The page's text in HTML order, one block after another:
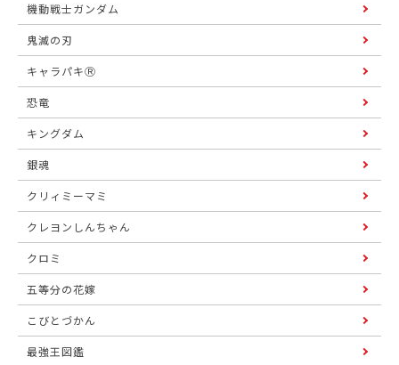
機動戦士ガンダム
鬼滅の刃
キャラパキⓇ
恐竜
キングダム
銀魂
クリィミーマミ
クレヨンしんちゃん
クロミ
五等分の花嫁
こびとづかん
最強王図鑑